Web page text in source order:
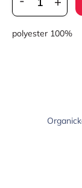
polyester 100%